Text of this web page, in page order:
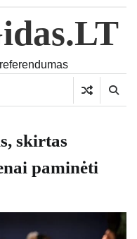
skirtas
paminėti